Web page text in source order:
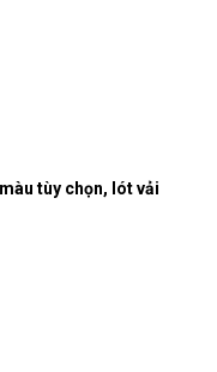
tùy chọn, lót vải